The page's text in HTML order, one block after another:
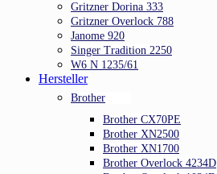
Gritzner Dorina 333
Gritzner Overlock 788
Janome 920
Singer Tradition 2250
W6 N 1235/61
Hersteller
Brother
Brother CX70PE
Brother XN2500
Brother XN1700
Brother Overlock 4234D